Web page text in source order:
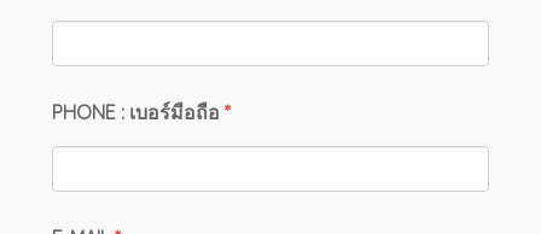
PHONE : เบอร์มือถือ *